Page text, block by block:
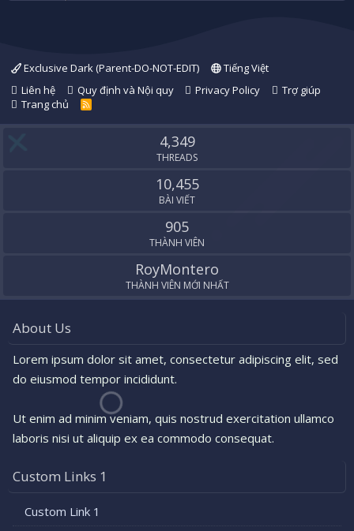
Exclusive Dark (Parent-DO-NOT-EDIT)
Tiếng Việt
Liên hệ
Quy định và Nội quy Privacy Policy
Trợ giúp
Trang chủ
R
S
4,349
THREADS
10,455
BÀI VIẾT
905
THÀNH VIÊN
RoyMontero
THÀNH VIÊN MỚI NHẤT
About Us
Lorem ipsum dolor sit amet, consectetur adipiscing elit, sed
do eiusmod tempor incididunt.
Ut enim ad minim veniam, quis nostrud exercitation ullamco
laboris nisi ut aliquip ex ea commodo consequat.
Custom Links 1
Custom Link 1